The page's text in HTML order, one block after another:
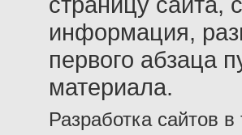
информация,
первого абзаца
материала.
Разработка сайтов в